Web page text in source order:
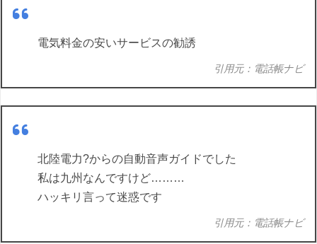
電気料金の安いサービスの勧誘
引用元：電話帳ナビ
北陸電力?からの自動音声ガイドでした
私は九州なんですけど………
ハッキリ言って迷惑です
引用元：電話帳ナビ